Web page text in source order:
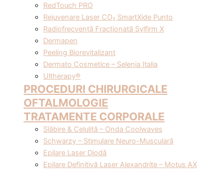
RedTouch PRO
Rejuvenare Laser CO₂ SmartXide Punto
Radiofrecvență Fracționată Sylfirm X
Dermapen
Peeling Biorevitalizant
Dermato Cosmetice – Selenia Italia
Ultherapy®
PROCEDURI CHIRURGICALE
OFTALMOLOGIE
TRATAMENTE CORPORALE
Slăbire & Celulită – Onda Coolwaves
Schwarzy – Stimulare Neuro-Musculară
Epilare Laser Diodă
Epilare Definitivă Laser Alexandrite – Motus AX